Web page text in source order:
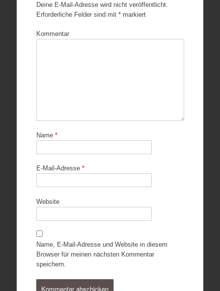
Deine E-Mail-Adresse wird nicht veröffentlicht.
Erforderliche Felder sind mit *markiert
Kommentar
Name *
E-Mail-Adresse *
Website
Name, E-Mail-Adresse und Website in diesem
Browser für meinen nächsten Kommentar
speichern.